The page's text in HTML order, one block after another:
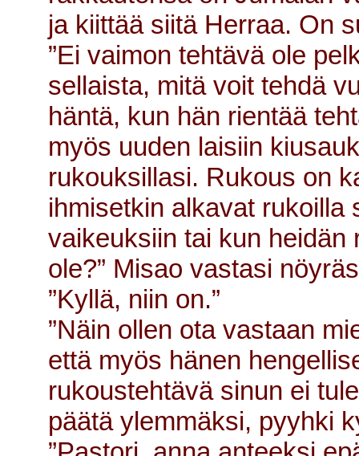
ja kiittää siitä Herraa. On
”Ei vaimon tehtävä ole
sellaista, mitä voit tehdä
häntä, kun hän rientää
myös uuden laisiin
rukouksillasi. Rukous on
ihmisetkin alkavat rukoilla
vaikeuksiin tai kun heidän
ole?” Misao vastasi
”Kyllä, niin on.”
”Näin ollen ota vastaan
että myös hänen
rukoustehtävä sinun ei
päätä ylemmäksi, pyyhki